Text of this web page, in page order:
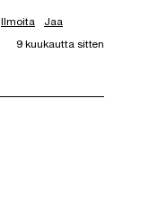
Ilmoita
Jaa
9 kuukautta sitten